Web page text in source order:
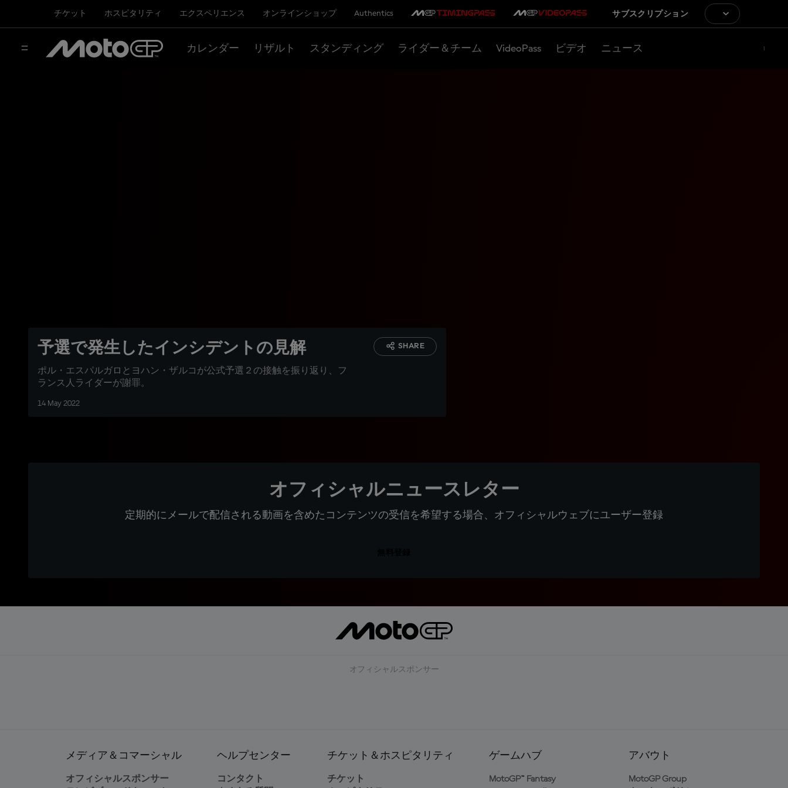
チケット ホスピタリティ エクスペリエンス オンラインショップ Authentics サブスクリプション
カレンダー リザルト スタンディング ライダー＆チーム VideoPass ビデオ ニュース
予選で発生したインシデントの見解
ポル・エスパルガロとヨハン・ザルコが公式予選２の接触を振り返り、フ
ランス人ライダーが謝罪。
14 May 2022
SHARE
オフィシャルニュースレター
定期的にメールで配信される動画を含めたコンテンツの受信を希望する場合、オフィシャルウェブにユーザー登録
オフィシャルスポンサー
メディア＆コマーシャル
オフィシャルスポンサー
ヘルプセンター
コンタクト
チケット＆ホスピタリティ
チケット
ゲームハブ
MotoGP™ Fantasy
アバウト
MotoGP Group